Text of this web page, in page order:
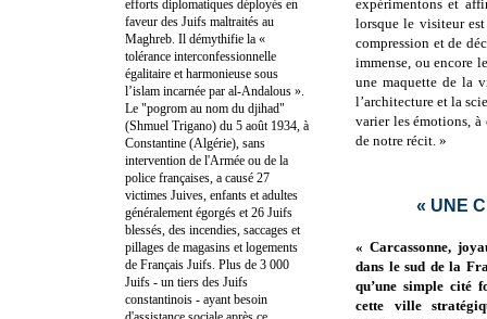
expérimentons et
lorsque le visiteur
compression et de
immense, ou encore
une maquette de la
l’architecture et la
varier les émotions, à
de notre récit. »
« UNE
« Carcassonne,
dans le sud de la
qu’une simple cité
cette ville
efforts diplomatiques déployés en
faveur des Juifs maltraités au
Maghreb. Il démythifie la «
tolérance interconfessionnelle
égalitaire et harmonieuse sous
l’islam incarnée par al-Andalous ».
Le "pogrom au nom du djihad"
(Shmuel Trigano) du 5 août 1934, à
Constantine (Algérie), sans
intervention de l'Armée ou de la
police françaises, a causé 27
victimes Juives, enfants et adultes
généralement égorgés et 26 Juifs
blessés, des incendies, saccages et
pillages de magasins et logements
de Français Juifs. Plus de 3 000
Juifs - un tiers des Juifs
constantinois - ayant besoin